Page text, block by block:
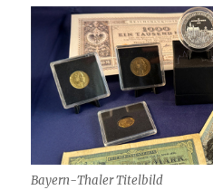
Bayern-Thaler Titelbild